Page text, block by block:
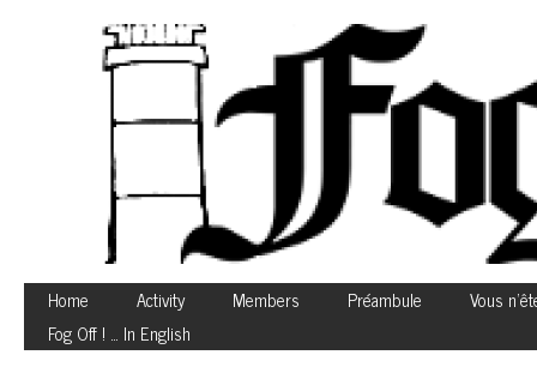
Home Activity Members Préambule
Vous
Fog Off ! … In English